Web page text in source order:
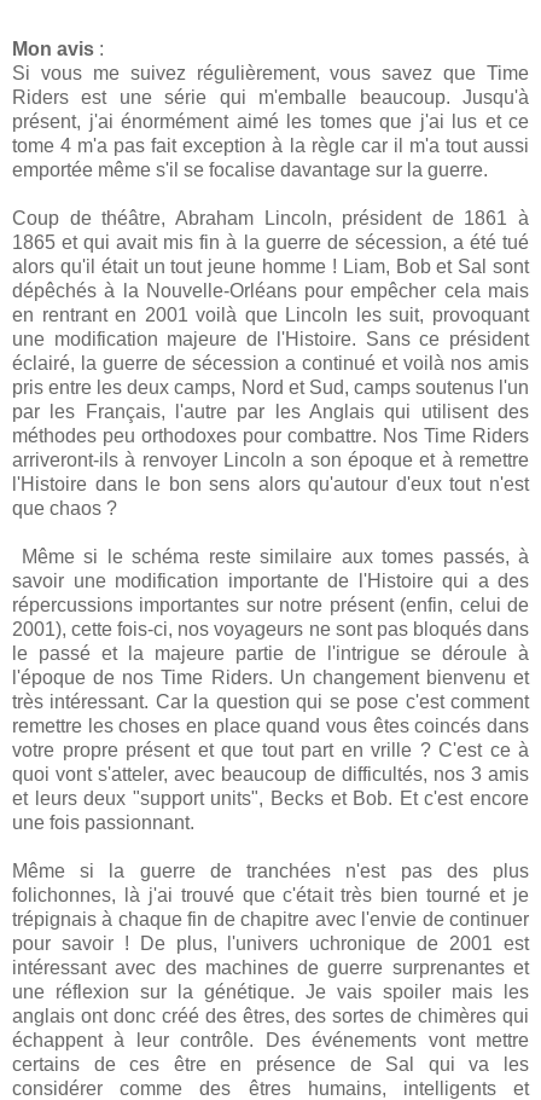
Mon avis :
Si vous me suivez régulièrement, vous savez que Time
Riders est une série qui m'emballe beaucoup. Jusqu'à
présent, j'ai énormément aimé les tomes que j'ai lus et ce
tome 4 m'a pas fait exception à la règle car il m'a tout aussi
emportée même s'il se focalise davantage sur la guerre.
Coup de théâtre, Abraham Lincoln, président de 1861 à
1865 et qui avait mis fin à la guerre de sécession, a été tué
alors qu'il était un tout jeune homme ! Liam, Bob et Sal sont
dépêchés à la Nouvelle-Orléans pour empêcher cela mais
en rentrant en 2001 voilà que Lincoln les suit, provoquant
une modification majeure de l'Histoire. Sans ce président
éclairé, la guerre de sécession a continué et voilà nos amis
pris entre les deux camps, Nord et Sud, camps soutenus l'un
par les Français, l'autre par les Anglais qui utilisent des
méthodes peu orthodoxes pour combattre. Nos Time Riders
arriveront-ils à renvoyer Lincoln a son époque et à remettre
l'Histoire dans le bon sens alors qu'autour d'eux tout n'est
que chaos ?
Même si le schéma reste similaire aux tomes passés, à
savoir une modification importante de l'Histoire qui a des
répercussions importantes sur notre présent (enfin, celui de
2001), cette fois-ci, nos voyageurs ne sont pas bloqués dans
le passé et la majeure partie de l'intrigue se déroule à
l'époque de nos Time Riders. Un changement bienvenu et
très intéressant. Car la question qui se pose c'est comment
remettre les choses en place quand vous êtes coincés dans
votre propre présent et que tout part en vrille ? C'est ce à
quoi vont s'atteler, avec beaucoup de difficultés, nos 3 amis
et leurs deux "support units", Becks et Bob. Et c'est encore
une fois passionnant.
Même si la guerre de tranchées n'est pas des plus
folichonnes, là j'ai trouvé que c'était très bien tourné et je
trépignais à chaque fin de chapitre avec l'envie de continuer
pour savoir ! De plus, l'univers uchronique de 2001 est
intéressant avec des machines de guerre surprenantes et
une réflexion sur la génétique. Je vais spoiler mais les
anglais ont donc créé des êtres, des sortes de chimères qui
échappent à leur contrôle. Des événements vont mettre
certains de ces être en présence de Sal qui va les
considérer comme des êtres humains, intelligents et